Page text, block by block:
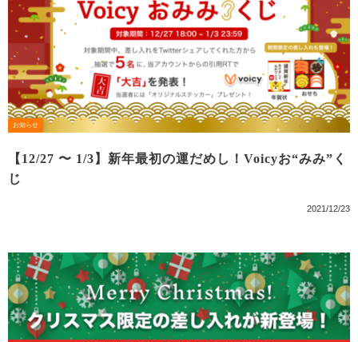
お知らせ
【12/27 〜 1/3】新年最初の運だめし！Voicyお“みみ”く
じ
2021/12/23